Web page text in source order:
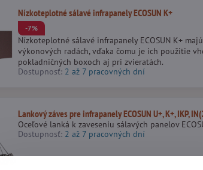
Nízkoteplotné sálavé infrapanely ECOSUN K+
-7%
Nízkoteplotné sálavé infrapanely ECOSUN K+
výkonových radách, vďaka čomu je ich použitie
pokladničných boxoch aj pri zvieratách.
Dostupnosť: 2 až 7 pracovných dní
Lankový záves pre infrapanely ECOSUN U+, K+, IKP,
Oceľové lanká k zaveseniu sálavých panelov
Dostupnosť: 2 až 7 pracovných dní